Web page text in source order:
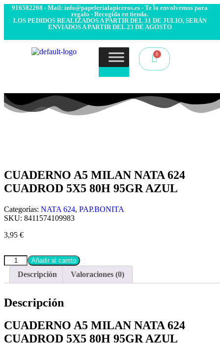
916582268 - Mail: info@papelerialapiceros.es - Te lo envolvemos para
regalo - Recogida en tienda.
LOS PEDIDOS REALIZADOS A PARTIR DEL 31 DE JULIO, SERÁN
ENVIADOS A PARTIR DEL 23 DE AGOSTO
CUADERNO A5 MILAN NATA 624
CUADROD 5X5 80H 95GR AZUL
Categorías: NATA 624, PAP.BONITA
SKU: 8411574109983
3,95 €
Añadir al carrito
Descripción Valoraciones (0)
Descripción
CUADERNO A5 MILAN NATA 624
CUADROD 5X5 80H 95GR AZUL